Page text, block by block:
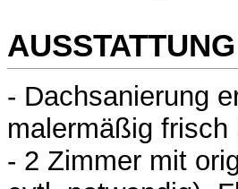
AUSSTATTUNG
- Dachsanierung
malermäßig frisch
- 2 Zimmer mit